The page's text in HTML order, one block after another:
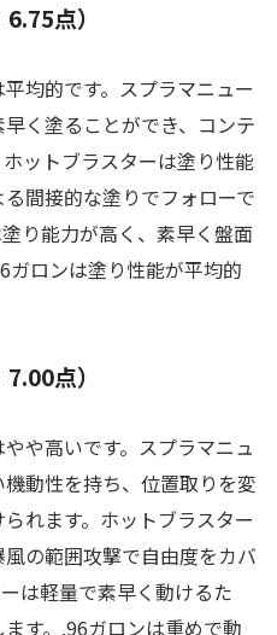
点）
均的です。スプラマニュー
く塗ることができ、コンテ
ットブラスターは塗り性能
間接的な塗りでフォローで
り能力が高く、素早く盤面
ガロンは塗り性能が平均的
点）
や高いです。スプラマニュ
動性を持ち、位置取りを変
れます。ホットブラスター
の範囲攻撃で自由度をカバ
は軽量で素早く動けるた
す。.96ガロンは重めで動